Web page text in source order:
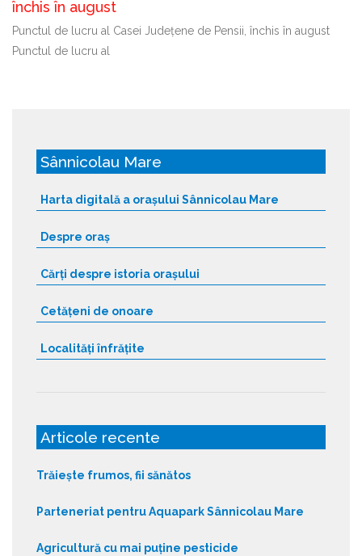
închis în august
Punctul de lucru al Casei Județene de Pensii, închis în august
Punctul de lucru al
Sânnicolau Mare
Harta digitală a orașului Sânnicolau Mare
Despre oraș
Cărți despre istoria orașului
Cetățeni de onoare
Localități înfrățite
Articole recente
Trăiește frumos, fii sănătos
Parteneriat pentru Aquapark Sânnicolau Mare
Agricultură cu mai puține pesticide